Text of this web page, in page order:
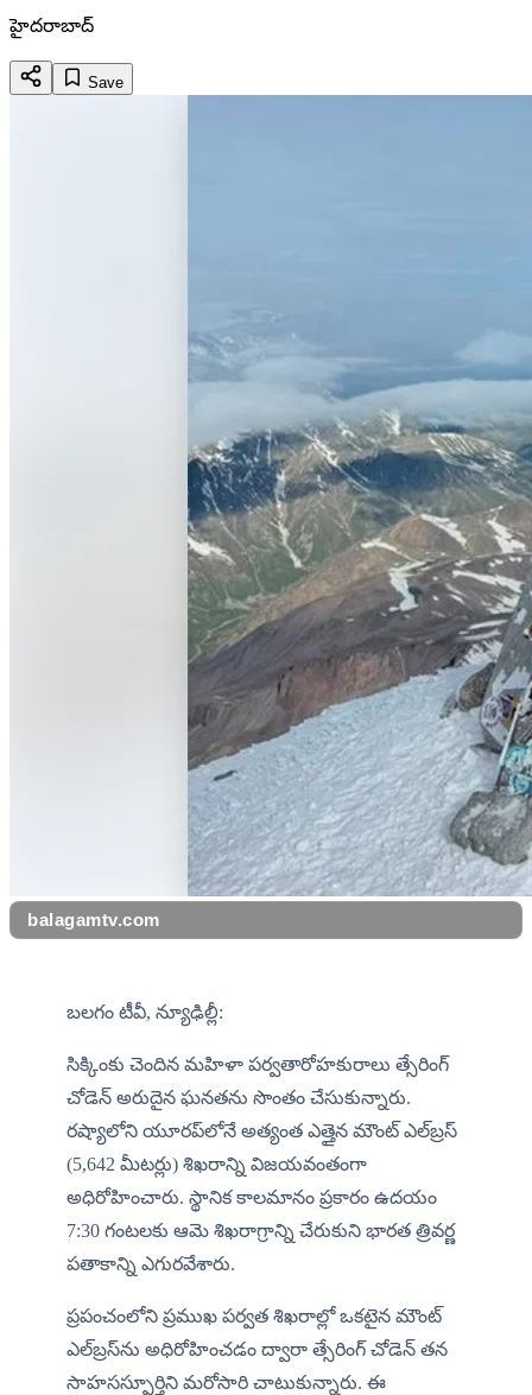
హైదరాబాద్
Save
balagamtv.com
బలగం టీవీ, న్యూఢిల్లీ:
సిక్కింకు చెందిన మహిళా పర్వతారోహకురాలు త్సేరింగ్
చోడెన్ అరుదైన ఘనతను సొంతం చేసుకున్నారు.
రష్యాలోని యూరప్‌లోనే అత్యంత ఎత్తైన మౌంట్ ఎల్‌బ్రస్
(5,642 మీటర్లు) శిఖరాన్ని విజయవంతంగా
అధిరోహించారు. స్థానిక కాలమానం ప్రకారం ఉదయం
7:30 గంటలకు ఆమె శిఖరాగ్రాన్ని చేరుకుని భారత త్రివర్ణ
పతాకాన్ని ఎగురవేశారు.
ప్రపంచంలోని ప్రముఖ పర్వత శిఖరాల్లో ఒకటైన మౌంట్
ఎల్‌బ్రస్‌ను అధిరోహించడం ద్వారా త్సేరింగ్ చోడెన్ తన
సాహసస్ఫూర్తిని మరోసారి చాటుకున్నారు. ఈ